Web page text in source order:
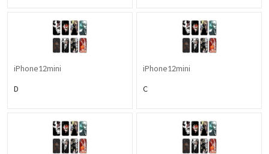
iPhone12mini
D
iPhone12mini
C